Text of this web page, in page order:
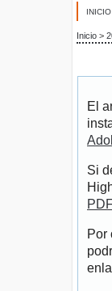
INICIO
Inicio >
El
Si
Por